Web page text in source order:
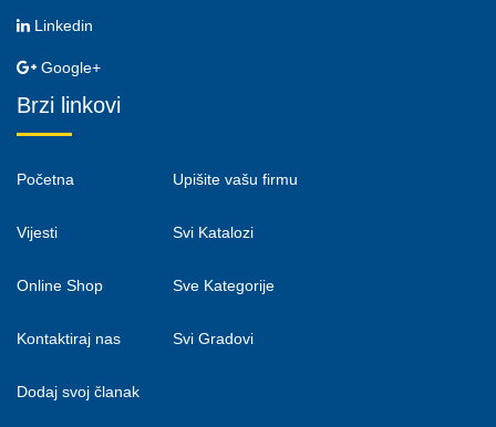
Linkedin
Google+
Brzi linkovi
Početna
Vijesti
Online Shop
Kontaktiraj nas
Dodaj svoj članak
Upišite vašu firmu
Svi Katalozi
Sve Kategorije
Svi Gradovi